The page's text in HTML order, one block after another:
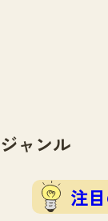
ジャンル
注